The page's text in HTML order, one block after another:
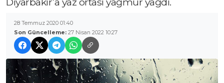
28 Temmuz 2020 01:40
Son Güncelleme: 27 Nisan 2022 10:27